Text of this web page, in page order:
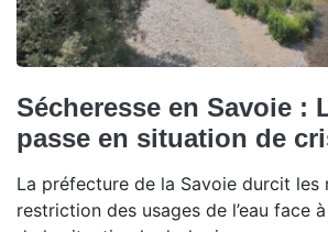
Sécheresse en Savoie :
passe en situation de
La préfecture de la Savoie durcit les
restriction des usages de l’eau face